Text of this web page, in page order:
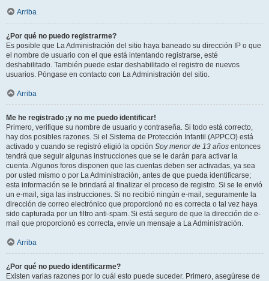
Arriba
¿Por qué no puedo registrarme?
Es posible que La Administración del sitio haya baneado su dirección IP o que
el nombre de usuario con el que está intentando registrarse, esté
deshabilitado. También puede estar deshabilitado el registro de nuevos
usuarios. Póngase en contacto con La Administración del sitio.
Arriba
Me he registrado ¡y no me puedo identificar!
Primero, verifique su nombre de usuario y contraseña. Si todo está correcto,
hay dos posibles razones. Si el Sistema de Protección Infantil (APPCO) está
activado y cuando se registró eligió la opción Soy menor de 13 años entonces
tendrá que seguir algunas instrucciones que se le darán para activar la
cuenta. Algunos foros disponen que las cuentas deben ser activadas, ya sea
por usted mismo o por La Administración, antes de que pueda identificarse;
esta información se le brindará al finalizar el proceso de registro. Si se le envió
un e-mail, siga las instrucciones. Si no recibió ningún e-mail, seguramente la
dirección de correo electrónico que proporcionó no es correcta o tal vez haya
sido capturada por un filtro anti-spam. Si está seguro de que la dirección de e-
mail que proporcionó es correcta, envíe un mensaje a La Administración.
Arriba
¿Por qué no puedo identificarme?
Existen varias razones por lo cuál esto puede suceder. Primero, asegúrese de